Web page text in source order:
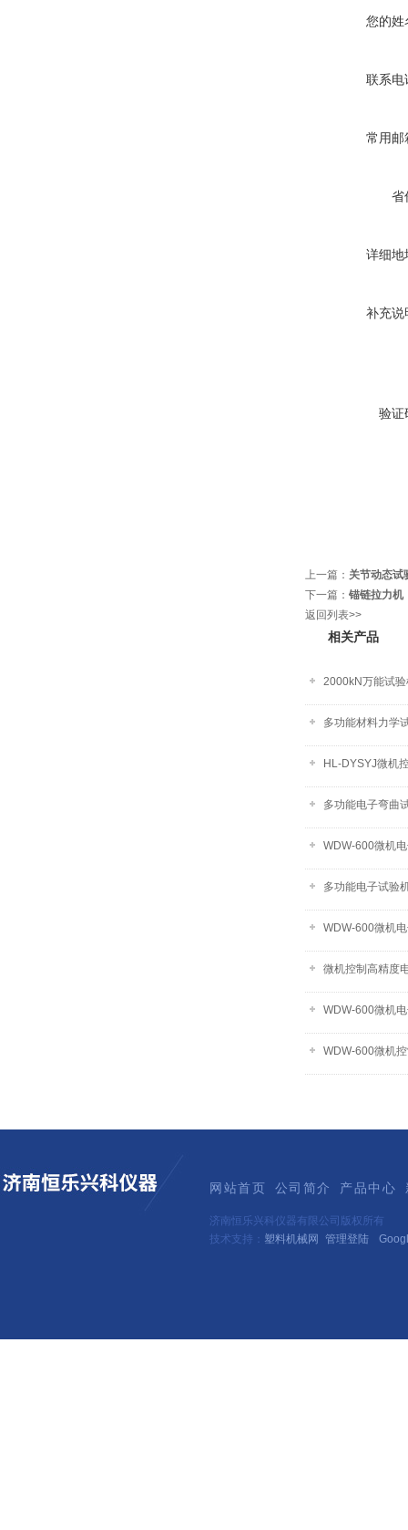
您的姓
联系电
常用邮
省
详细地
补充说
验证
上一篇： 关节动态试
下一篇： 锚链拉力机
返回列表>>
相关产品
2000kN万能试验
多功能材料力学
HL-DYSYJ微机
多功能电子弯曲
WDW-600微机
多功能电子试验
WDW-600微机
微机控制高精度
WDW-600微机
WDW-600微机
网站首页 公司简介 产品中心
济南恒乐兴科仪器有限公司版权所有
技术支持： 塑料机械网 管理登陆